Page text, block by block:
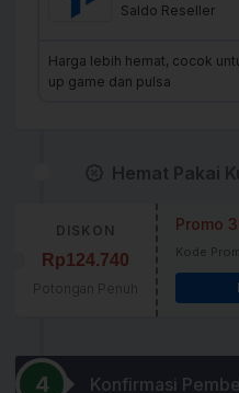
Saldo Reseller
Harga lebih hemat, cocok
up game dan pulsa
Hemat Pakai
DISKON
Rp124.740
Potongan Penuh
Promo
Kode
4 Konfirmasi